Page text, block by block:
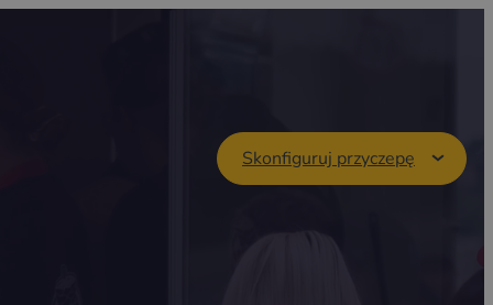
Skonfiguruj przyczepę